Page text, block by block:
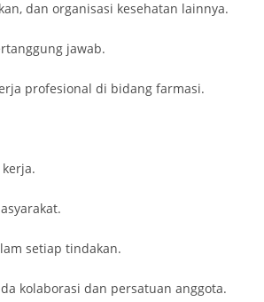
dan organisasi kesehatan lainnya.
jawab.
profesional di bidang farmasi.
setiap tindakan.
kolaborasi dan persatuan anggota.